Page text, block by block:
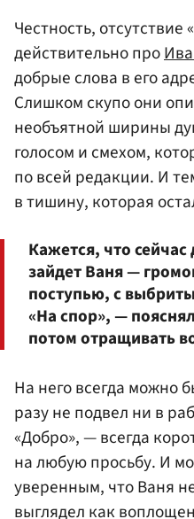
Честность, отсутствие
действительно про
добрые слова в его
Слишком скупо они
необъятной ширины
голосом и смехом,
по всей редакции. И
в тишину, которая
Кажется, что сейчас
зайдет Ваня —
поступью, с
«На спор», —
потом отращивать
На него всегда можно
разу не подвел ни в
«Добро», — всегда
на любую просьбу. И
уверенным, что Ваня
выглядел как